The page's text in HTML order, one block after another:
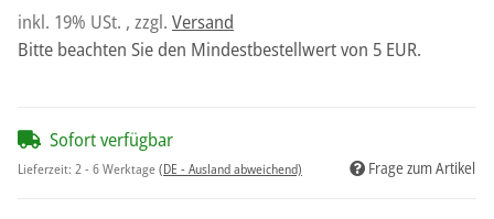
inkl. 19% USt. , zzgl. Versand
Bitte beachten Sie den Mindestbestellwert von 5 EUR.
Sofort verfügbar
Lieferzeit: 2 - 6 Werktage(DE - Ausland abweichend) Frage zum Artikel